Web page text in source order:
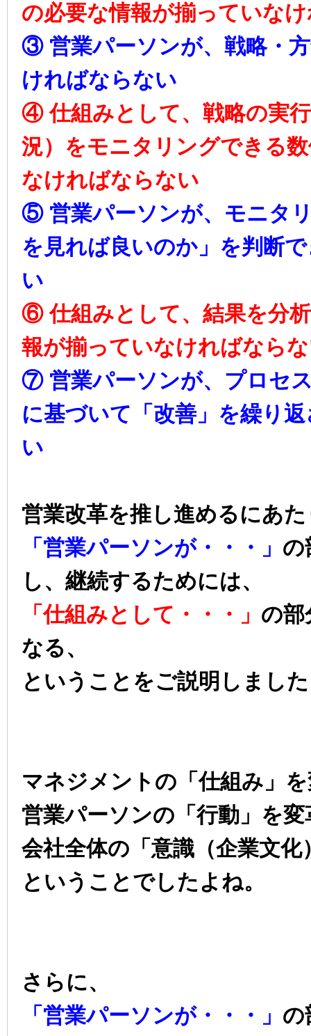
の必要な情報が揃っていな
③ 営業パーソンが、戦略・
ければならない
④ 仕組みとして、戦略の実
況）をモニタリングできる
なければならない
⑤ 営業パーソンが、モニタ
を見れば良いのか」を判断
い
⑥ 仕組みとして、結果を分
報が揃っていなければなら
⑦ 営業パーソンが、プロセ
に基づいて「改善」を繰り
い
営業改革を推し進めるにあ
「営業パーソンが・・・」 の
し、継続するためには、
「仕組みとして・・・」 の部
なる、
ということをご説明しまし
マネジメントの「仕組み」
営業パーソンの「行動」を変
会社全体の「意識（企業文
ということでしたよね。
さらに、
「営業パーソンが・・・」 の